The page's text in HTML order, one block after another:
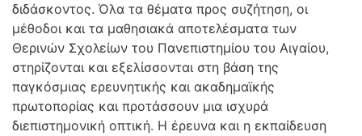
διδάσκοντος. Όλα τα θέματα προς συζήτηση, οι
μέθοδοι και τα μαθησιακά αποτελέσματα των
Θερινών Σχολείων του Πανεπιστημίου του Αιγαίου,
στηρίζονται και εξελίσσονται στη βάση της
παγκόσμιας ερευνητικής και ακαδημαϊκής
πρωτοπορίας και προτάσσουν μια ισχυρά
διεπιστημονική οπτική. Η έρευνα και η εκπαίδευση